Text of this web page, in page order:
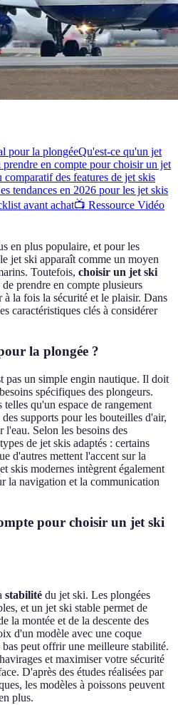
pour la plongéeQu'est-ce qu'un jet
prendre en compte pour choisir un jet
comparatif des features de jet skis
tendances en 2026 pour les jet skis
avant achat📺 Ressource Vidéo
en plus populaire, et pour les
jet ski apparaît comme un moyen
Toutefois, choisir un jet ski
de prendre en compte plusieurs
à la fois la sécurité et le plaisir. Dans
caractéristiques clés à considérer
la plongée ?
pas un simple engin nautique. Il doit
spécifiques des plongeurs.
qu'un espace de rangement
supports pour les bouteilles d'air,
l'eau. Selon les besoins des
de jet skis adaptés : certains
d'autres mettent l'accent sur la
skis modernes intègrent également
la navigation et la communication
pour choisir un jet ski
stabilité du jet ski. Les plongées
et un jet ski stable permet de
la montée et de la descente des
d'un modèle avec une coque
peut offrir une meilleure stabilité.
et maximiser votre sécurité
D'après des études réalisées par
les modèles à poissons peuvent
plus.